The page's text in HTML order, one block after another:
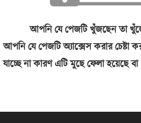
আপনি যে পেজটি খুঁজছেন তা
আপনি যে পেজটি অ্যাক্সেস করার চেষ্টা
যাচ্ছে না কারণ এটি মুছে ফেলা হয়েছে